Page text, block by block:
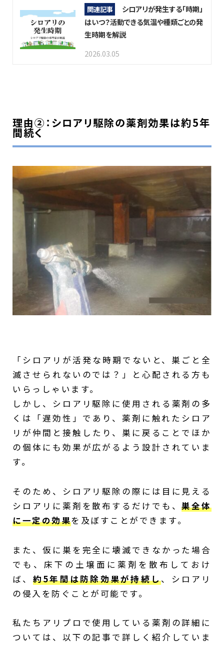
関連記事
シロアリが発生する「時期」
はいつ？活動できる気温や種類ごとの発
生時期を解説
2026.03.05
理由②：シロアリ駆除の薬剤効果は約5年
間続く
「シロアリが活発な時期でないと、巣ごと全
滅させられないのでは？」と心配される方も
いらっしゃいます。
しかし、シロアリ駆除に使用される薬剤の多
くは「遅効性」であり、薬剤に触れたシロア
リが仲間と接触したり、巣に戻ることでほか
の個体にも効果が広がるよう設計されていま
す。
そのため、シロアリ駆除の際には目に見える
シロアリに薬剤を散布するだけでも、巣全体
に一定の効果を及ぼすことができます。
また、仮に巣を完全に壊滅できなかった場合
でも、床下の土壌面に薬剤を散布しておけ
ば、 約5年間は防除効果が持続し、シロアリ
の侵入を防ぐことが可能です。
私たちアリプロで使用している薬剤の詳細に
ついては、以下の記事で詳しく紹介していま